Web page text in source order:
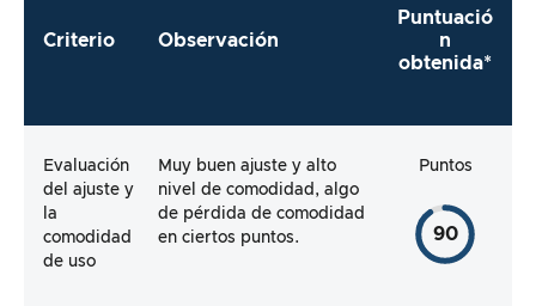
Criterio Observación
Puntuació
n
obtenida*
Evaluación
del ajuste y
la
comodidad
de uso
Muy buen ajuste y alto
nivel de comodidad, algo
de pérdida de comodidad
en ciertos puntos.
Puntos
90